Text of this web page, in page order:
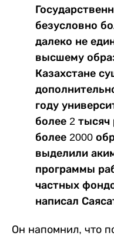
безусловно
далеко не
высшему
Казахстане
году
более 2 тысяч
более 2000
выделили
программы
частных
написал
Он напомнил, что